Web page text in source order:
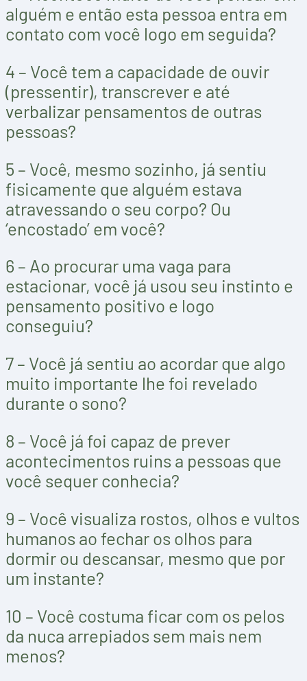
alguém e então esta pessoa entra em
contato com você logo em seguida?
4 – Você tem a capacidade de ouvir
(pressentir), transcrever e até
verbalizar pensamentos de outras
pessoas?
5 – Você, mesmo sozinho, já sentiu
fisicamente que alguém estava
atravessando o seu corpo? Ou
‘encostado’ em você?
6 – Ao procurar uma vaga para
estacionar, você já usou seu instinto e
pensamento positivo e logo
conseguiu?
7 – Você já sentiu ao acordar que algo
muito importante lhe foi revelado
durante o sono?
8 – Você já foi capaz de prever
acontecimentos ruins a pessoas que
você sequer conhecia?
9 – Você visualiza rostos, olhos e vultos
humanos ao fechar os olhos para
dormir ou descansar, mesmo que por
um instante?
10 – Você costuma ficar com os pelos
da nuca arrepiados sem mais nem
menos?